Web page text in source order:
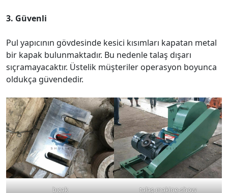
3. Güvenli
Pul yapıcının gövdesinde kesici kısımları kapatan metal
bir kapak bulunmaktadır. Bu nedenle talaş dışarı
sıçramayacaktır. Üstelik müşteriler operasyon boyunca
oldukça güvendedir.
bıçak talaş-makine-show